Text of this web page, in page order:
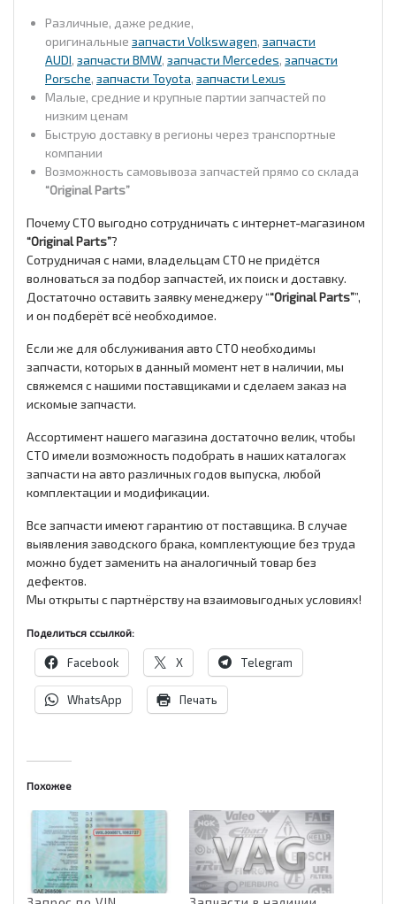
Различные, даже редкие,
оригинальные запчасти Volkswagen, запчасти
AUDI, запчасти BMW, запчасти Mercedes, запчасти
Porsche, запчасти Toyota, запчасти Lexus
Малые, средние и крупные партии запчастей по
низким ценам
Быструю доставку в регионы через транспортные
компании
Возможность самовывоза запчастей прямо со склада
“Original Parts”
Почему СТО выгодно сотрудничать с интернет-магазином
“Original Parts”?
Сотрудничая с нами, владельцам СТО не придётся
волноваться за подбор запчастей, их поиск и доставку.
Достаточно оставить заявку менеджеру ““Original Parts””,
и он подберёт всё необходимое.
Если же для обслуживания авто СТО необходимы
запчасти, которых в данный момент нет в наличии, мы
свяжемся с нашими поставщиками и сделаем заказ на
искомые запчасти.
Ассортимент нашего магазина достаточно велик, чтобы
СТО имели возможность подобрать в наших каталогах
запчасти на авто различных годов выпуска, любой
комплектации и модификации.
Все запчасти имеют гарантию от поставщика. В случае
выявления заводского брака, комплектующие без труда
можно будет заменить на аналогичный товар без
дефектов.
Мы открыты с партнёрству на взаимовыгодных условиях!
Поделиться ссылкой:
Facebook X Telegram
WhatsApp Печать
Похожее